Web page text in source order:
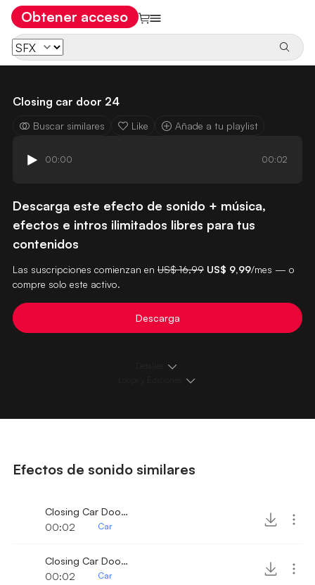
Obtener acceso
Closing car door 24
Buscar similares Like Añade a tu playlist
00:00 00:02
Descarga este efecto de sonido + música,
efectos e intros ilimitados libres para tus
contenidos
Las suscripciones comienzan en US$ 16,99 US$ 9,99/mes — o
compre solo este activo.
Descarga
Efectos de sonido similares
Closing Car Door 21
00:02
Car
Closing Car Door 22
00:02
Car